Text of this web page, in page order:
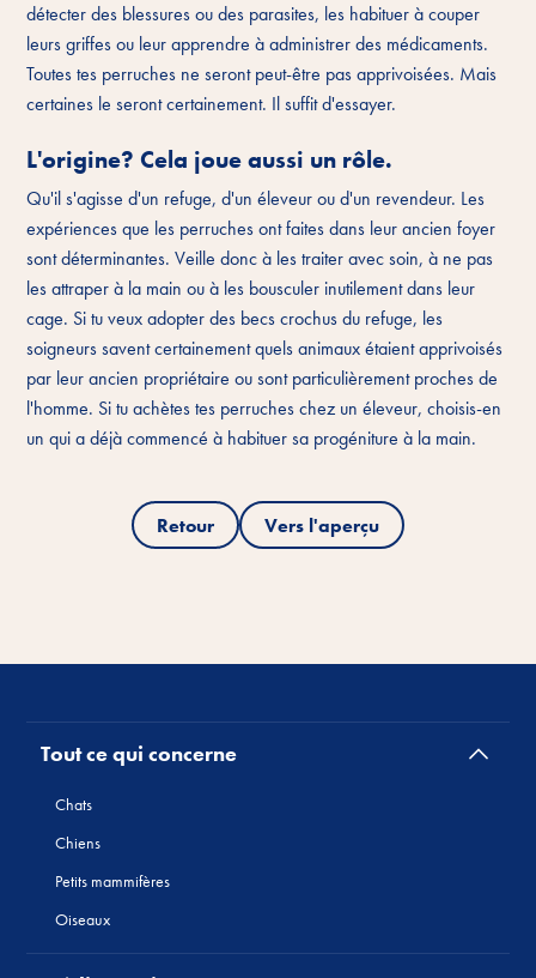
détecter des blessures ou des parasites, les habituer à couper
leurs griffes ou leur apprendre à administrer des médicaments.
Toutes tes perruches ne seront peut-être pas apprivoisées. Mais
certaines le seront certainement. Il suffit d'essayer.
L'origine? Cela joue aussi un rôle.
Qu'il s'agisse d'un refuge, d'un éleveur ou d'un revendeur. Les
expériences que les perruches ont faites dans leur ancien foyer
sont déterminantes. Veille donc à les traiter avec soin, à ne pas
les attraper à la main ou à les bousculer inutilement dans leur
cage. Si tu veux adopter des becs crochus du refuge, les
soigneurs savent certainement quels animaux étaient apprivoisés
par leur ancien propriétaire ou sont particulièrement proches de
l'homme. Si tu achètes tes perruches chez un éleveur, choisis-en
un qui a déjà commencé à habituer sa progéniture à la main.
Retour Vers l'aperçu
Tout ce qui concerne
Chats
Chiens
Petits mammifères
Oiseaux